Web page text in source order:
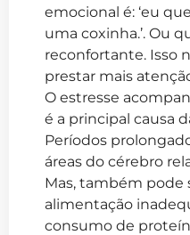
emocional é: ‘eu
uma coxinha.’. Ou
reconfortante. Isso
prestar mais
O estresse
é a principal causa
Períodos
áreas do cérebro
Mas, também pode
alimentação
consumo de